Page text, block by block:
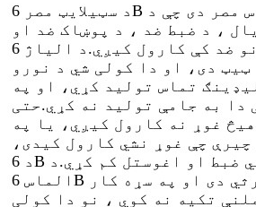
د سټیلایټ مصر 6B د کوبالټ پراساس مصر دی چې د
، د ضبط ضد ، د پوښاک ضد او
د رګونو ضد کې کارول کیږي.د الیاژ 6B د رګونو
ټیټ دی، او دا کولی شي د نورو
تماس تولید کړي، او په
دا به جامې تولید نه کړي.حتی
غوړ نه کارول کیږي، یا په
چې غوړ نشي کارول کیدی،
د 6B الیاژ کولی شي ضبط او اغوستل کم کړي.د
الماس 6B پوښاک مقاومت ارثي دی او په سړه کار
تکیه نه کوي ، نو دا کولی